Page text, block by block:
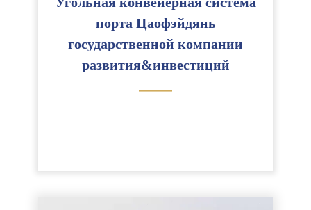
порта Цаофэйдянь
государственной компании
развития&инвестиций
———